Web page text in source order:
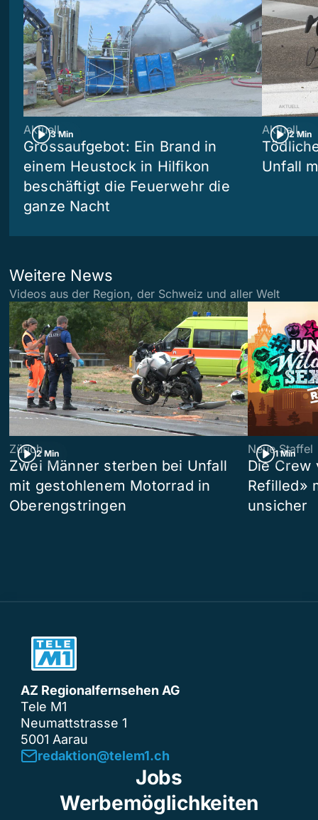
3 Min
Aktuell
Grossaufgebot: Ein Brand in
einem Heustock in Hilfikon
beschäftigt die Feuerwehr die
ganze Nacht
2 Min
Aktuell
Unfall
Weitere News
Videos aus der Region, der Schweiz und aller Welt
2 Min
Zürich
Zwei Männer sterben bei Unfall
mit gestohlenem Motorrad in
Oberengstringen
1 Min
Neue Staffel
Die Crew
Refilled»
unsicher
AZ Regionalfernsehen AG
Tele M1
Neumattstrasse 1
5001 Aarau
redaktion@telem1.ch
Jobs
Werbemöglichkeiten